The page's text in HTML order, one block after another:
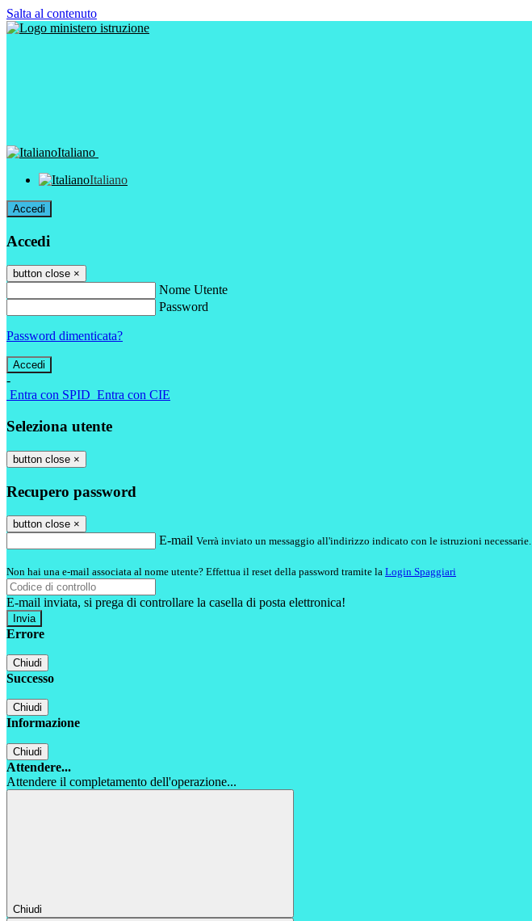
Salta al contenuto
Italiano
Italiano
Accedi
Accedi
button close ×
Nome Utente
Password
Password dimenticata?
-
Entra con SPID Entra con CIE
Seleziona utente
button close ×
Recupero password
button close ×
E-mail Verrà inviato un messaggio all'indirizzo indicato con le istruzioni necessarie.
Non hai una e-mail associata al nome utente? Effettua il reset della password tramite la Login Spaggiari
E-mail inviata, si prega di controllare la casella di posta elettronica!
Errore
Chiudi
Successo
Chiudi
Informazione
Chiudi
Attendere...
Attendere il completamento dell'operazione...
Chiudi